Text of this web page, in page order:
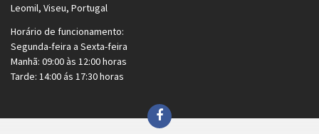
Leomil, Viseu, Portugal
Horário de funcionamento:
Segunda-feira a Sexta-feira
Manhã: 09:00 às 12:00 horas
Tarde: 14:00 ás 17:30 horas